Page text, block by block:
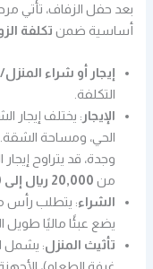
بعد حفل الزفاف، تأتي
أساسية ضمن تكلفة
إيجار أو شراء
التكلفة.
الإيجار : يختلف إيجار
الحي، ومساحة
وجدة، قد يتراوح
من 20,000 ريال إلى 60,000 ريال سنويًا
الشراء: يتطلب رأس
يضع عبئًا ماليًا طويل
تأثيث المنزل: يشمل